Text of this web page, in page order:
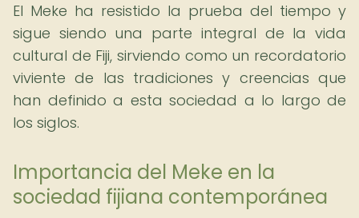
El Meke ha resistido la prueba del tiempo y
sigue siendo una parte integral de la vida
cultural de Fiji, sirviendo como un recordatorio
viviente de las tradiciones y creencias que
han definido a esta sociedad a lo largo de
los siglos.
Importancia del Meke en la
sociedad fijiana contemporánea